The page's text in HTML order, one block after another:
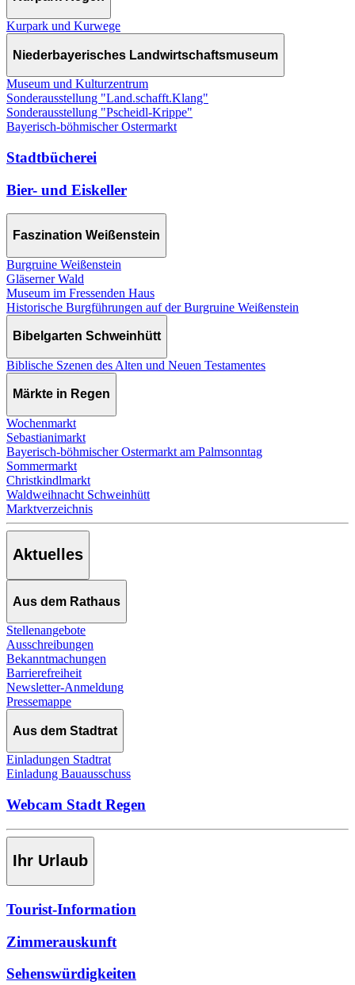
Kurpark und Kurwege
Niederbayerisches Landwirtschaftsmuseum
Museum und Kulturzentrum
Sonderausstellung "Land.schafft.Klang"
Sonderausstellung "Pscheidl-Krippe"
Bayerisch-böhmischer Ostermarkt
Stadtbücherei
Bier- und Eiskeller
Faszination Weißenstein
Burgruine Weißenstein
Gläserner Wald
Museum im Fressenden Haus
Historische Burgführungen auf der Burgruine Weißenstein
Bibelgarten Schweinhütt
Biblische Szenen des Alten und Neuen Testamentes
Märkte in Regen
Wochenmarkt
Sebastianimarkt
Bayerisch-böhmischer Ostermarkt am Palmsonntag
Sommermarkt
Christkindlmarkt
Waldweihnacht Schweinhütt
Marktverzeichnis
Aktuelles
Aus dem Rathaus
Stellenangebote
Ausschreibungen
Bekanntmachungen
Barrierefreiheit
Newsletter-Anmeldung
Pressemappe
Aus dem Stadtrat
Einladungen Stadtrat
Einladung Bauausschuss
Webcam Stadt Regen
Ihr Urlaub
Tourist-Information
Zimmerauskunft
Sehenswürdigkeiten